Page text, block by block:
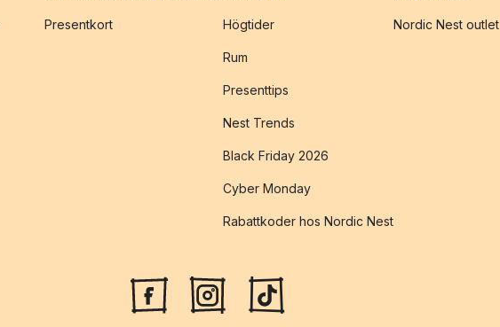
Presentkort Högtider
Rum
Presenttips
Nest Trends
Black Friday 2026
Cyber Monday
Rabattkoder hos Nordic Nest
Nordic Nest outlet